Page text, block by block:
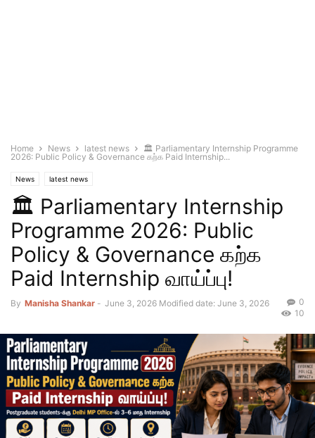
Home News latest news
🏛️ Parliamentary Internship Programme
2026: Public Policy & Governance கற்க Paid Internship...
News latest news
🏛️ Parliamentary Internship
Programme 2026: Public
Policy & Governance கற்க
Paid Internship வாய்ப்பு!
By Manisha Shankar - June 3, 2026 Modified date: June 3, 2026
0
10